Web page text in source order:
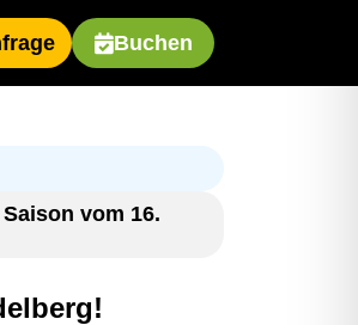
Buchen
vom 16.